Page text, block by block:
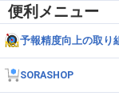
便利メニュー
予報精度向上の取り
SORASHOP